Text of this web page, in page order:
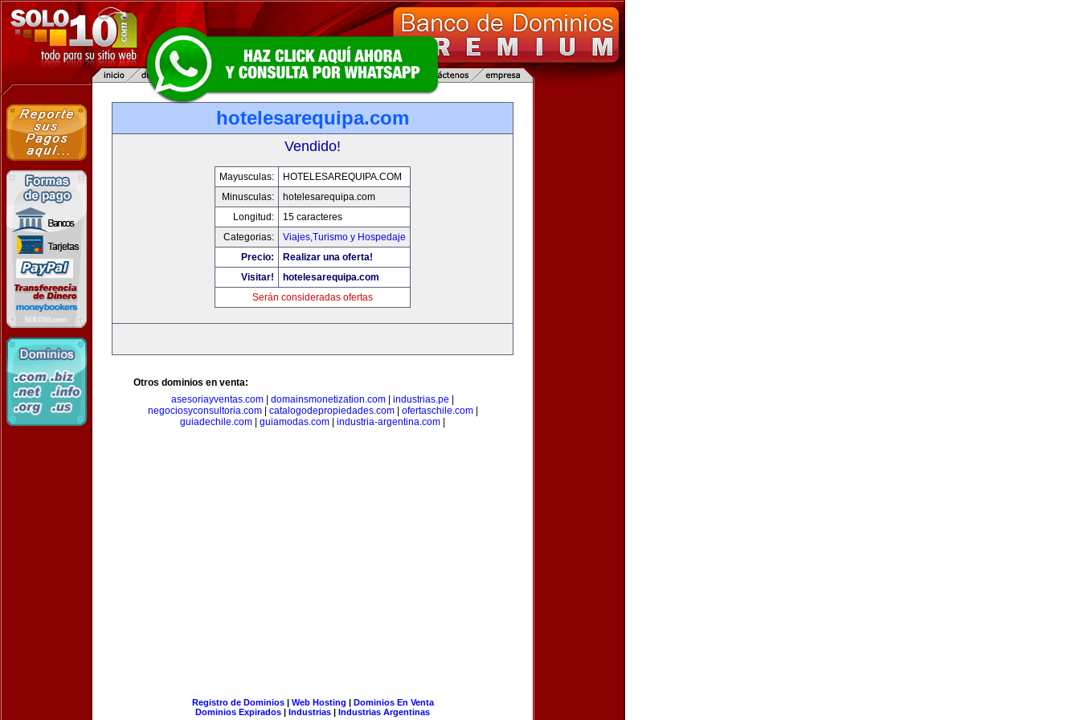
hotelesarequipa.com
Vendido!
Mayusculas:
HOTELESAREQUIPA.COM
Minusculas:
hotelesarequipa.com
Longitud:
15 caracteres
Categorias:
Viajes,Turismo y Hospedaje
Precio:
Realizar una oferta!
Visitar!
hotelesarequipa.com
Serán consideradas ofertas
Otros dominios en venta:
asesoriayventas.com
domainsmonetization.com industrias.pe
negociosyconsultoria.com| catalogodepropiedades.com| ofertaschile.com|
guiadechile.com
guiamodas.com industria-argentina.com
Registro de Dominios| Web Hosting | Dominios En Venta
Dominios Expirados | Industrias | Industrias Argentinas